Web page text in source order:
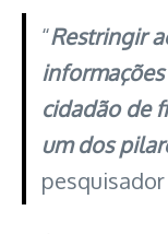
“Restringir
cidadão de
um dos